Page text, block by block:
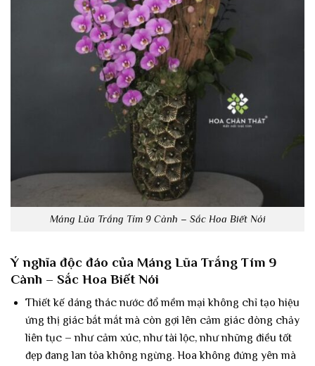
Máng Lũa Trắng Tím 9 Cành – Sắc Hoa Biết Nói
Ý nghĩa độc đáo của Máng Lũa Trắng Tím 9
Cành – Sắc Hoa Biết Nói
Thiết kế dáng thác nước đổ mềm mại không chỉ tạo hiệu
ứng thị giác bắt mắt mà còn gợi lên cảm giác dòng chảy
liên tục – như cảm xúc, như tài lộc, như những điều tốt
đẹp đang lan tỏa không ngừng. Hoa không đứng yên mà